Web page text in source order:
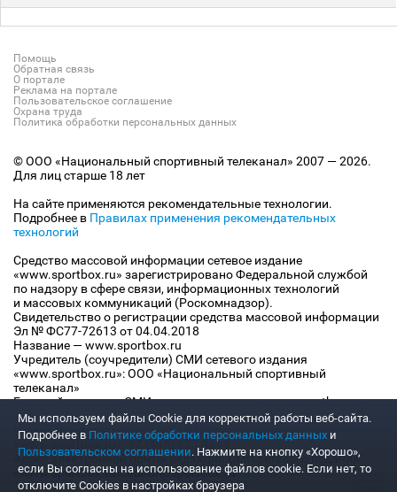
Помощь
Обратная связь
О портале
Реклама на портале
Пользовательское соглашение
Охрана труда
Политика обработки персональных данных
© ООО «Национальный спортивный телеканал» 2007 — 2026.
Для лиц старше 18 лет
На сайте применяются рекомендательные технологии.
Подробнее в Правилах применения рекомендательных
технологий
Средство массовой информации сетевое издание
«www.sportbox.ru» зарегистрировано Федеральной службой
по надзору в сфере связи, информационных технологий
и массовых коммуникаций (Роскомнадзор).
Свидетельство о регистрации средства массовой информации
Эл № ФС77-72613 от 04.04.2018
Название — www.sportbox.ru
Учредитель (соучредители) СМИ сетевого издания
«www.sportbox.ru»: ООО «Национальный спортивный
телеканал»
Главный редактор СМИ сетевого издания «www.sportbox.ru»:
Конов В.А.
Номер телефона редакции СМИ сетевого издания
«www.sportbox.ru»: +7 (495) 653 8419
Адрес электронной почты редакции СМИ сетевого издания
«www.sportbox.ru»: editor@sportbox.ru
Мы используем файлы Сookie для корректной работы веб-сайта.
Подробнее в Политике обработки персональных данных и
Пользовательском соглашении. Нажмите на кнопку «Хорошо»,
если Вы согласны на использование файлов cookie. Если нет, то
отключите Cookies в настройках браузера